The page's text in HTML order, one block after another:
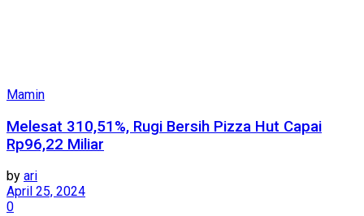
Mamin
Melesat 310,51%, Rugi Bersih Pizza Hut Capai
Rp96,22 Miliar
by ari
April 25, 2024
0